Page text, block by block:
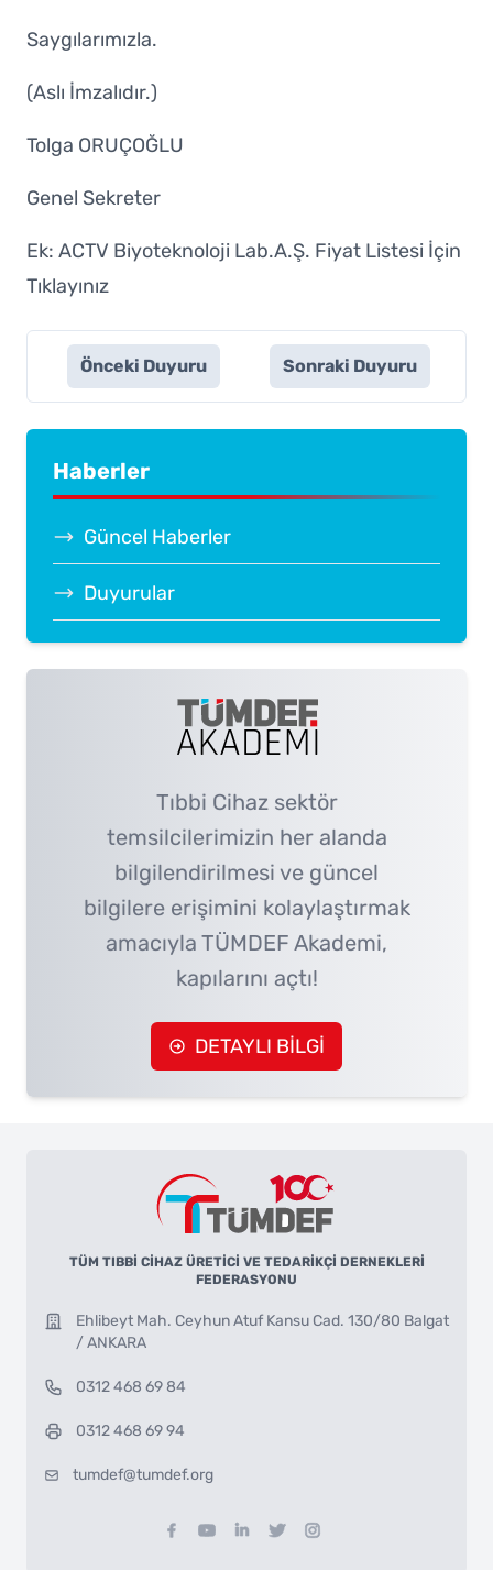
Saygılarımızla.
(Aslı İmzalıdır.)
Tolga ORUÇOĞLU
Genel Sekreter
Ek: ACTV Biyoteknoloji Lab.A.Ş. Fiyat Listesi İçin
Tıklayınız
Önceki Duyuru Sonraki Duyuru
Haberler
Güncel Haberler
Duyurular
Tıbbi Cihaz sektör
temsilcilerimizin her alanda
bilgilendirilmesi ve güncel
bilgilere erişimini kolaylaştırmak
amacıyla TÜMDEF Akademi,
kapılarını açtı!
DETAYLI BİLGİ
TÜM TIBBİ CİHAZ ÜRETİCİ VE TEDARİKÇİ DERNEKLERİ
FEDERASYONU
Ehlibeyt Mah. Ceyhun Atuf Kansu Cad. 130/80 Balgat
/ ANKARA
0312 468 69 84
0312 468 69 94
tumdef@tumdef.org